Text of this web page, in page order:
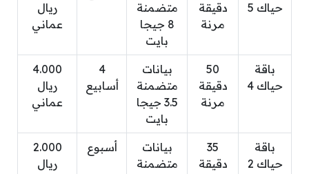
حياك 5
دقيقة
مرنة
متضمنة
8 جيجا
بايت
ريال
عماني
باقة
حياك 4
50
دقيقة
مرنة
بيانات
متضمنة
3.5 جيجا
بايت
4
أسابيع
4.000
ريال
عماني
باقة
حياك 2
35
دقيقة
بيانات
متضمنة
أسبوع
2.000
ريال